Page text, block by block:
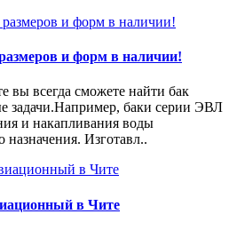
и форм в наличии!
вы всегда сможете найти бак
задачи.Например, баки серии ЭВЛ
и накапливания воды
назначения. Изготавл..
в Чите